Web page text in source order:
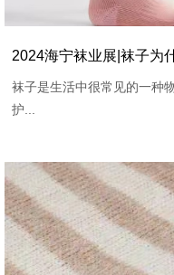
2024海宁袜业展|袜子为
袜子是生活中很常见的一种
护...